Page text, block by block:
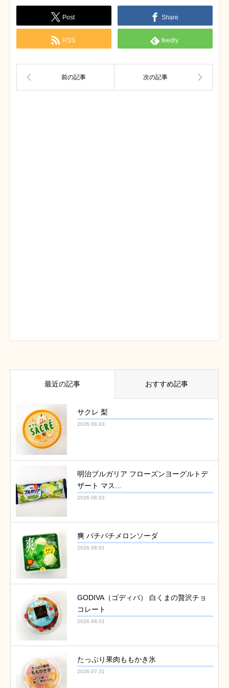
Post Share
RSS feedly
最近の記事 おすすめ記事
サクレ 梨
2026.08.03
明治ブルガリア フローズンヨーグルトデ
ザート マス...
2026.08.02
爽 パチパチメロンソーダ
2026.08.01
GODIVA（ゴディバ） 白くまの贅沢チョ
コレート
2026.08.01
たっぷり果肉ももかき氷
2026.07.31